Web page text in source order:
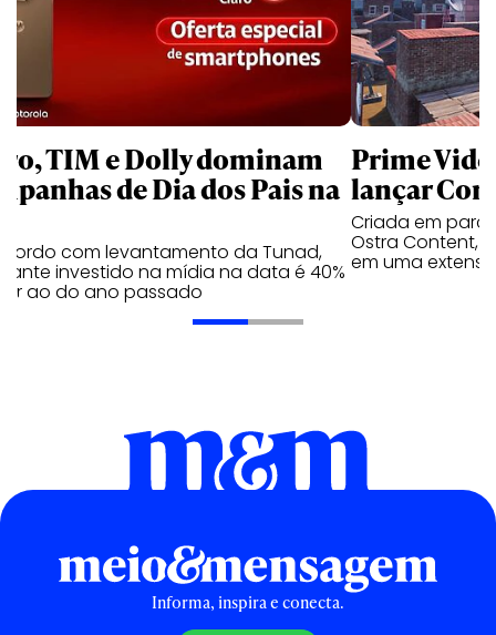
TIM e Dolly dominam
de Dia dos Pais na
com levantamento da Tunad,
investido na mídia na data é 40%
ao do ano passado
Prime
lançar
Criada em
Ostra Content,
em uma
Informa, inspira e conecta.